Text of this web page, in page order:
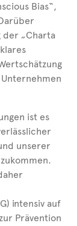
Bias“,
der „Charta
ist es
unserer
intensiv auf
Prävention